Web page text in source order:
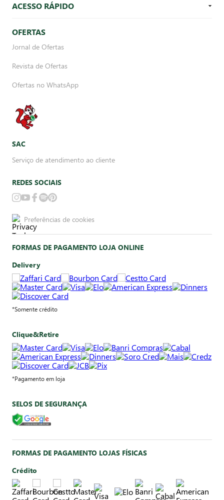
ACESSO RÁPIDO
OFERTAS
Jornal de Ofertas
Revista de Ofertas
Ofertas no WhatsApp
SAC
Serviço de atendimento ao cliente
REDES SOCIAIS
Preferências de cookies
FORMAS DE PAGAMENTO LOJA ONLINE
Delivery
*Somente crédito
Clique&Retire
*Pagamento em loja
SELOS DE SEGURANÇA
FORMAS DE PAGAMENTO LOJAS FÍSICAS
Crédito